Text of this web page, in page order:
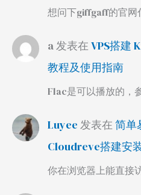
想问下giffgaff的官
a发表在VPS搭建
教程及使用指南
Flac是可以播放的，
Luyee 发表在简单
Cloudreve搭建安
你在浏览器上能直接